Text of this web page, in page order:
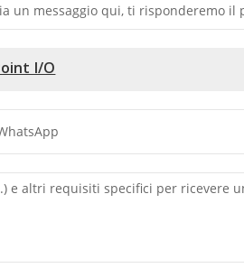
un messaggio qui, ti risponderemo il
I/O